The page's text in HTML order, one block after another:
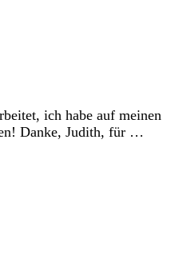
ich habe auf meinen
Danke, Judith, für …